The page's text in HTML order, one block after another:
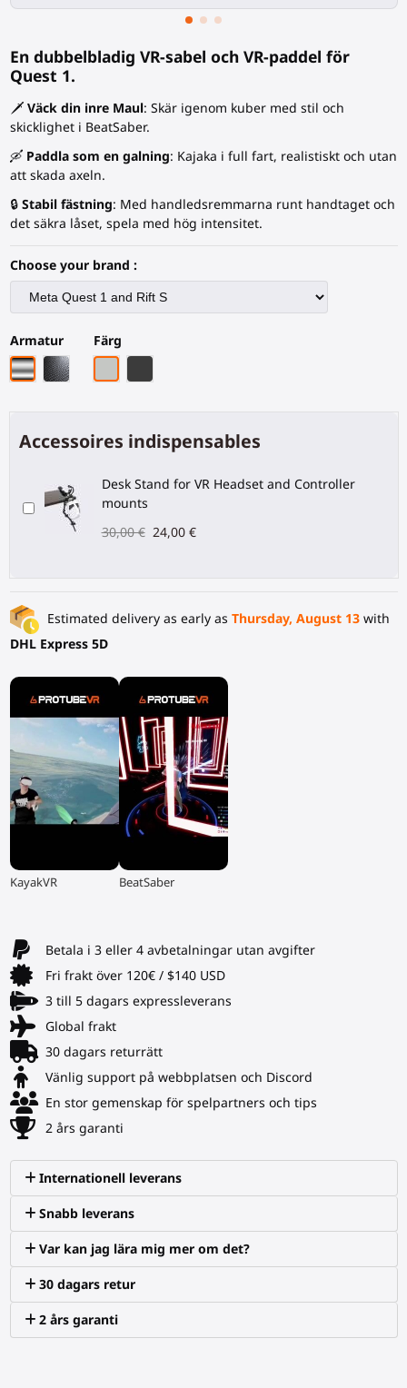
En dubbelbladig VR-sabel och VR-paddel för
Quest 1.
🗡️ Väck din inre Maul: Skär igenom kuber med stil och
skicklighet i BeatSaber.
🛶 Paddla som en galning: Kajaka i full fart, realistiskt och utan
att skada axeln.
🔒 Stabil fästning: Med handledsremmarna runt handtaget och
det säkra låset, spela med hög intensitet.
Choose your brand :
Armatur
Krom armatur
Svart kolfiberstativ
Färg
Accessoires indispensables
Desk Stand for VR Headset and Controller
mounts
30,00 € 24,00 €
Estimated delivery as early as Thursday, August 13with
DHL Express 5D
▶
KayakVR ▶
BeatSaber
Betala i 3 eller 4 avbetalningar utan avgifter
Fri frakt över 120€ / $140 USD
3 till 5 dagars expressleverans
Global frakt
30 dagars returrätt
Vänlig support på webbplatsen och Discord
En stor gemenskap för spelpartners och tips
2 års garanti
Internationell leverans
Snabb leverans
Var kan jag lära mig mer om det?
30 dagars retur
2 års garanti